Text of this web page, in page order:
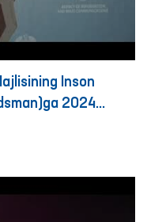
Inson
2024
kelib
chiqish